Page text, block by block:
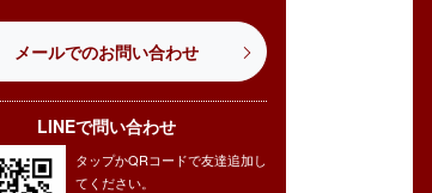
メールでのお問い合わせ
LINEで問い合わせ
タップかQRコードで友達追加し
てください。